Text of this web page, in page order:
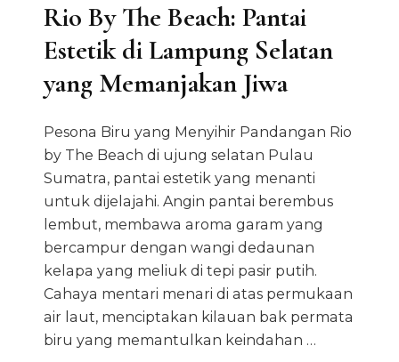
Rio By The Beach: Pantai
Estetik di Lampung Selatan
yang Memanjakan Jiwa
Pesona Biru yang Menyihir Pandangan Rio
by The Beach di ujung selatan Pulau
Sumatra, pantai estetik yang menanti
untuk dijelajahi. Angin pantai berembus
lembut, membawa aroma garam yang
bercampur dengan wangi dedaunan
kelapa yang meliuk di tepi pasir putih.
Cahaya mentari menari di atas permukaan
air laut, menciptakan kilauan bak permata
biru yang memantulkan keindahan …